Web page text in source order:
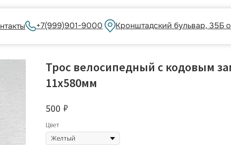
+7(999)901-9000 Кронштадский бульвар, 35Б офис 3108
Трос велосипедный с кодовым
11x580мм
500 ₽
Цвет